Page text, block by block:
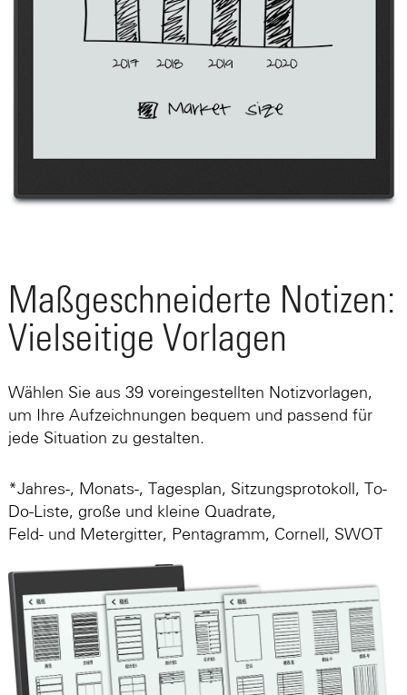
Maßgeschneiderte Notizen:
Vielseitige Vorlagen
Wählen Sie aus 39 voreingestellten Notizvorlagen,
um Ihre Aufzeichnungen bequem und passend für
jede Situation zu gestalten.
*Jahres-, Monats-, Tagesplan, Sitzungsprotokoll, To-
Do-Liste, große und kleine Quadrate,
Feld- und Metergitter, Pentagramm, Cornell, SWOT